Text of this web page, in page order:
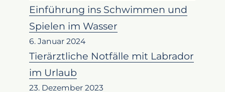
Einführung ins Schwimmen und
Spielen im Wasser
6. Januar 2024
Tierärztliche Notfälle mit Labrador
im Urlaub
23. Dezember 2023